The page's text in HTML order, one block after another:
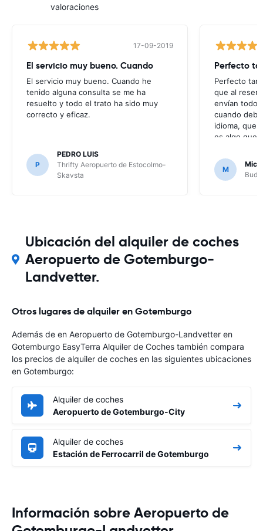
valoraciones
17-09-2019
El servicio muy bueno. Cuando
El servicio muy bueno. Cuando he
tenido alguna consulta se me ha
resuelto y todo el trato ha sido muy
correcto y eficaz.
P
PEDRO LUIS
Thrifty Aeropuerto de Estocolmo-
Skavsta
Perfecto
Perfecto
que al
envían
cuando
idioma, que
es algo que
mensajes
no ha hecho
problema,
M
Ubicación del alquiler de coches
Aeropuerto de Gotemburgo-
Landvetter.
Otros lugares de alquiler en Gotemburgo
Además de en Aeropuerto de Gotemburgo-Landvetter en
Gotemburgo EasyTerra Alquiler de Coches también compara
los precios de alquiler de coches en las siguientes ubicaciones
en Gotemburgo:
Alquiler de coches
Aeropuerto de Gotemburgo-City
Alquiler de coches
Estación de Ferrocarril de Gotemburgo
Información sobre Aeropuerto de